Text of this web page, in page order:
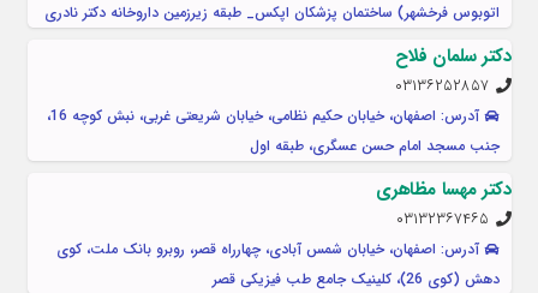
اتوبوس فرخشهر) ساختمان پزشکان اپکس_ طبقه زیرزمین داروخانه دکتر نادری
دکتر سلمان فلاح
۰۳۱۳۶۲۵۲۸۵۷
آدرس: اصفهان، خیابان حکیم نظامی، خیابان شریعتی غربی، نبش کوچه 16،
جنب مسجد امام حسن عسگری، طبقه اول
دکتر مهسا مظاهری
۰۳۱۳۲۳۶۷۴۶۵
آدرس: اصفهان، خیابان شمس آبادی، چهارراه قصر، روبرو بانک ملت، کوی
دهش (کوی 26)، کلینیک جامع طب فیزیکی قصر